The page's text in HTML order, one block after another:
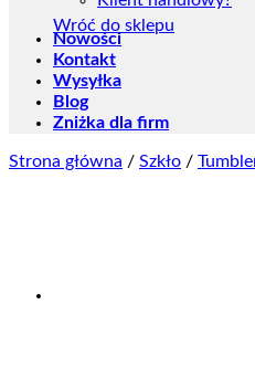
Wróć do sklepu
Nowości
Kontakt
Wysyłka
Blog
Zniżka dla firm
Strona główna / Szkło /